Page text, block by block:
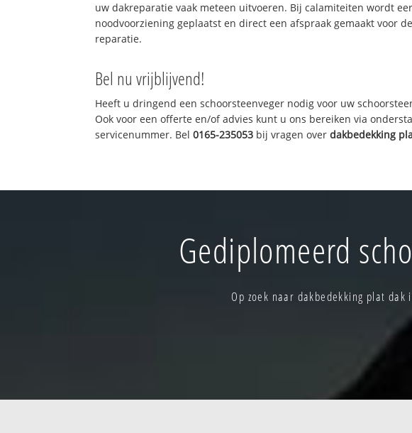
uw dakreparatie vaak meteen uitvoeren. Bij calamiteiten wordt
noodvoorziening geplaatst en direct een afspraak gemaakt voor
reparatie.
Bel nu vrijblijvend!
Heeft u dringend een schoorsteenveger nodig voor uw
Ook voor een offerte en/of advies kunt u ons bereiken via
servicenummer. Bel0165-235053 bij vragen overdakbedekking
Gediplomeerd
Op zoek naar dakbedekking plat